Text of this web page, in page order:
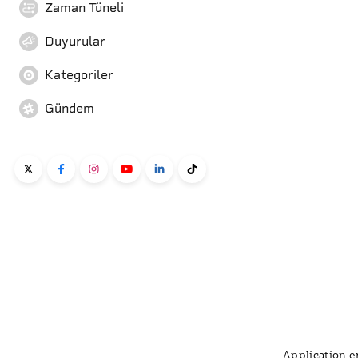
Zaman Tüneli
Duyurular
Kategoriler
Gündem
Application